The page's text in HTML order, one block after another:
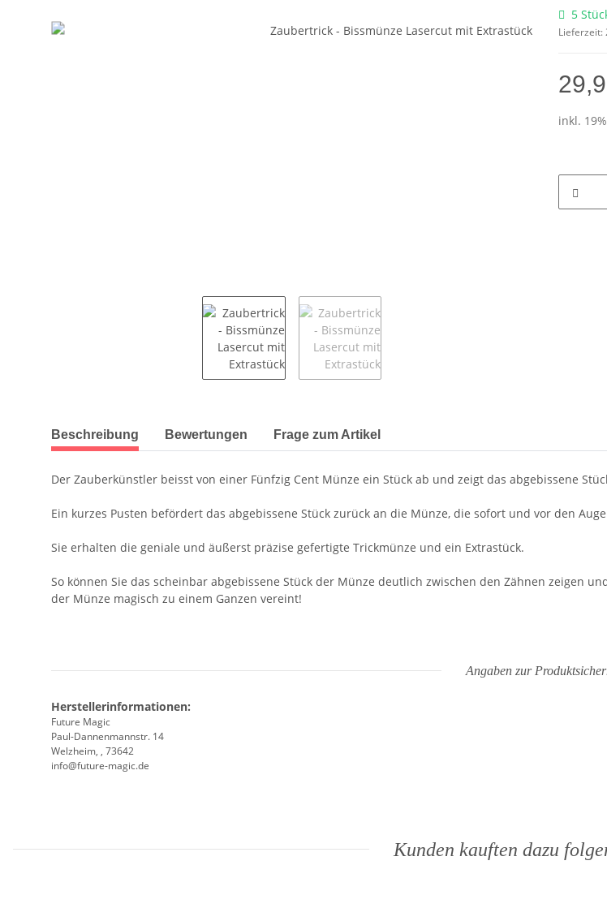
5
Lieferzeit:
inkl.
weitere Registerkarten anzeigen
Beschreibung Bewertungen Frage zum Artikel
Der Zauberkünstler beisst von einer Fünfzig Cent Münze ein Stück ab und zeigt das abgebissene
Ein kurzes Pusten befördert das abgebissene Stück zurück an die Münze, die sofort und vor den
Sie erhalten die geniale und äußerst präzise gefertigte Trickmünze und ein Extrastück.
So können Sie das scheinbar abgebissene Stück der Münze deutlich zwischen den Zähnen zeigen
der Münze magisch zu einem Ganzen vereint!
Angaben zur
Herstellerinformationen:
Future Magic
Paul-Dannenmannstr. 14
Welzheim, , 73642
info@future-magic.de
Kunden kauften dazu